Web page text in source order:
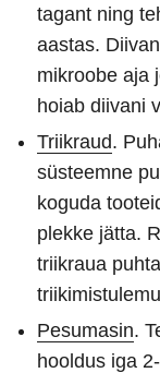
tagant ning
aastas.
mikroobe aja
hoiab diivani
Triikraud.
süsteemne
koguda
plekke jätta.
triikraua
Pesumasin.
hooldus iga